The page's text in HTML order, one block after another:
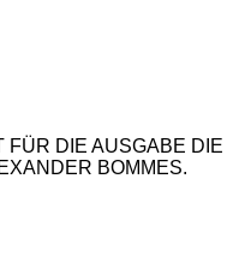
FÜR DIE AUSGABE DIE
BOMMES.